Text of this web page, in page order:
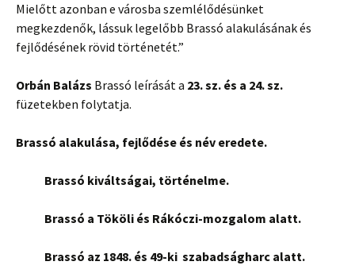
Mielőtt azonban e városba szemlélődésünket
megkezdenők, lássuk legelőbb Brassó alakulásának és
fejlődésének rövid történetét.”
Orbán Balázs Brassó leírását a 23. sz. és a 24. sz.
füzetekben folytatja.
Brassó alakulása, fejlődése és név eredete.
Brassó kiváltságai, történelme.
Brassó a Tököli és Rákóczi-mozgalom alatt.
Brassó az 1848. és 49-ki szabadságharc alatt.